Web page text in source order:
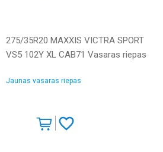
275/35R20 MAXXIS VICTRA SPORT
VS5 102Y XL CAB71 Vasaras riepas
Jaunas vasaras riepas